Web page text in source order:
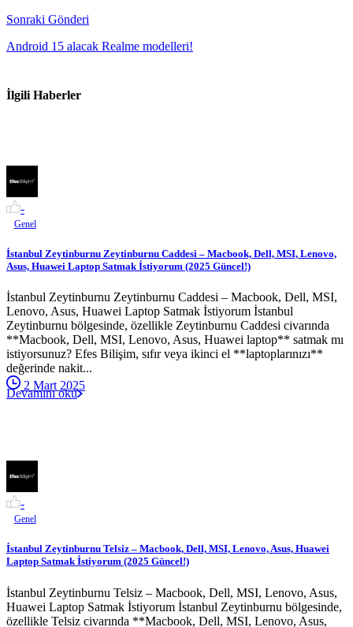
Sonraki Gönderi
Android 15 alacak Realme modelleri!
İlgili Haberler
-
Genel
İstanbul Zeytinburnu Zeytinburnu Caddesi – Macbook, Dell, MSI, Lenovo,
Asus, Huawei Laptop Satmak İstiyorum (2025 Güncel!)
İstanbul Zeytinburnu Zeytinburnu Caddesi – Macbook, Dell, MSI,
Lenovo, Asus, Huawei Laptop Satmak İstiyorum İstanbul
Zeytinburnu bölgesinde, özellikle Zeytinburnu Caddesi civarında
**Macbook, Dell, MSI, Lenovo, Asus, Huawei laptop** satmak mı
istiyorsunuz? Efes Bilişim, sıfır veya ikinci el **laptoplarınızı**
değerinde nakit...
2 Mart 2025
Devamını oku
-
Genel
İstanbul Zeytinburnu Telsiz – Macbook, Dell, MSI, Lenovo, Asus, Huawei
Laptop Satmak İstiyorum (2025 Güncel!)
İstanbul Zeytinburnu Telsiz – Macbook, Dell, MSI, Lenovo, Asus,
Huawei Laptop Satmak İstiyorum İstanbul Zeytinburnu bölgesinde,
özellikle Telsiz civarında **Macbook, Dell, MSI, Lenovo, Asus,